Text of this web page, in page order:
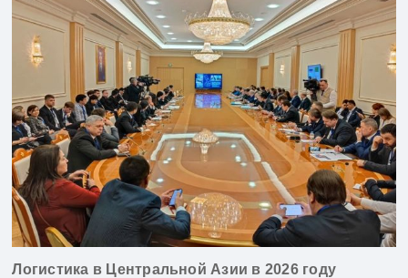
Логистика в Центральной Азии в 2026 году